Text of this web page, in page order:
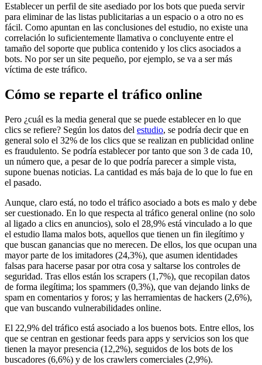
Establecer un perfil de site asediado por los bots que pueda servir
para eliminar de las listas publicitarias a un espacio o a otro no es
fácil. Como apuntan en las conclusiones del estudio, no existe una
correlación lo suficientemente llamativa o concluyente entre el
tamaño del soporte que publica contenido y los clics asociados a
bots. No por ser un site pequeño, por ejemplo, se va a ser más
víctima de este tráfico.
Cómo se reparte el tráfico online
Pero ¿cuál es la media general que se puede establecer en lo que
clics se refiere? Según los datos del estudio, se podría decir que en
general solo el 32% de los clics que se realizan en publicidad online
es fraudulento. Se podría establecer por tanto que son 3 de cada 10,
un número que, a pesar de lo que podría parecer a simple vista,
supone buenas noticias. La cantidad es más baja de lo que lo fue en
el pasado.
Aunque, claro está, no todo el tráfico asociado a bots es malo y debe
ser cuestionado. En lo que respecta al tráfico general online (no solo
al ligado a clics en anuncios), solo el 28,9% está vinculado a lo que
el estudio llama malos bots, aquellos que tienen un fin ilegítimo y
que buscan ganancias que no merecen. De ellos, los que ocupan una
mayor parte de los imitadores (24,3%), que asumen identidades
falsas para hacerse pasar por otra cosa y saltarse los controles de
seguridad. Tras ellos están los scrapers (1,7%), que recopilan datos
de forma ilegítima; los spammers (0,3%), que van dejando links de
spam en comentarios y foros; y las herramientas de hackers (2,6%),
que van buscando vulnerabilidades online.
El 22,9% del tráfico está asociado a los buenos bots. Entre ellos, los
que se centran en gestionar feeds para apps y servicios son los que
tienen la mayor presencia (12,2%), seguidos de los bots de los
buscadores (6,6%) y de los crawlers comerciales (2,9%).